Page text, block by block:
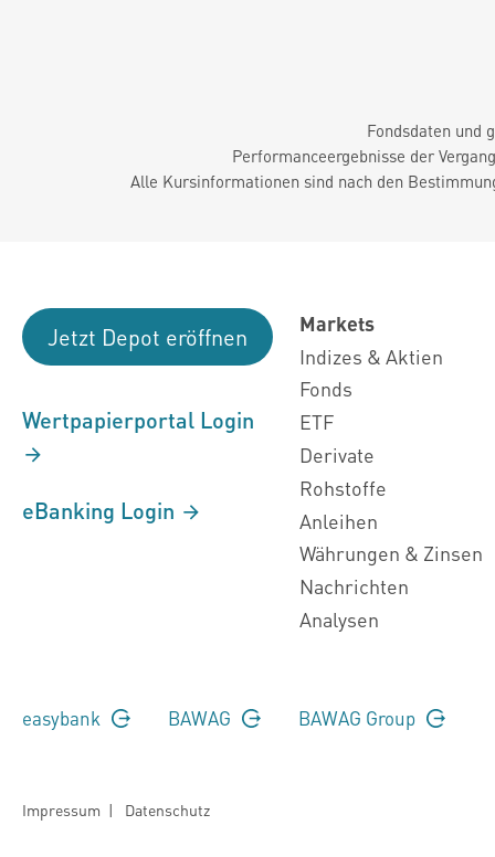
Fondsdaten und
Performanceergebnisse der
Alle Kursinformationen sind nach den
Jetzt Depot eröffnen
Wertpapierportal Login
eBanking Login
Markets
Indizes & Aktien
Fonds
ETF
Derivate
Rohstoffe
Anleihen
Währungen & Zinsen
Nachrichten
Analysen
easybank BAWAG BAWAG Group
Impressum | Datenschutz